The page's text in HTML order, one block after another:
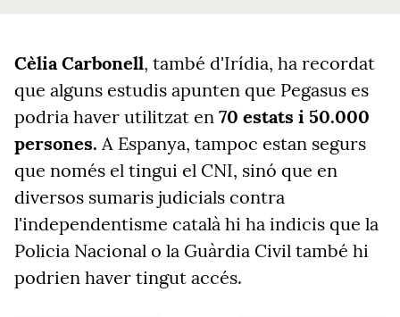
Cèlia Carbonell, també d'Irídia, ha recordat
que alguns estudis apunten que Pegasus es
podria haver utilitzat en 70 estats i 50.000
persones. A Espanya, tampoc estan segurs
que només el tingui el CNI, sinó que en
diversos sumaris judicials contra
l'independentisme català hi ha indicis que la
Policia Nacional o la Guàrdia Civil també hi
podrien haver tingut accés.